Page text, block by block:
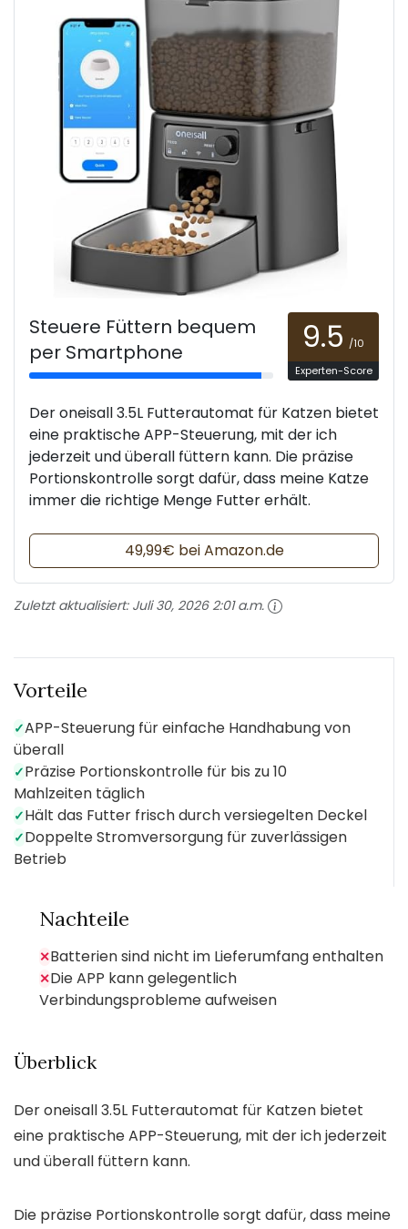
Steuere Füttern bequem
per Smartphone
9.5 /10
Experten-Score
Der oneisall 3.5L Futterautomat für Katzen bietet
eine praktische APP-Steuerung, mit der ich
jederzeit und überall füttern kann. Die präzise
Portionskontrolle sorgt dafür, dass meine Katze
immer die richtige Menge Futter erhält.
49,99€ bei Amazon.de
Zuletzt aktualisiert: Juli 30, 2026 2:01 a.m.
Vorteile
✓APP-Steuerung für einfache Handhabung von
überall
✓Präzise Portionskontrolle für bis zu 10
Mahlzeiten täglich
✓Hält das Futter frisch durch versiegelten Deckel
✓Doppelte Stromversorgung für zuverlässigen
Betrieb
Nachteile
✕Batterien sind nicht im Lieferumfang enthalten
✕Die APP kann gelegentlich
Verbindungsprobleme aufweisen
Überblick
Der oneisall 3.5L Futterautomat für Katzen bietet
eine praktische APP-Steuerung, mit der ich jederzeit
und überall füttern kann.
Die präzise Portionskontrolle sorgt dafür, dass meine